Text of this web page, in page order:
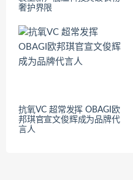
奢护界限
抗氧VC 超常发挥 OBAGI欧
邦琪官宣文俊辉成为品牌代
言人